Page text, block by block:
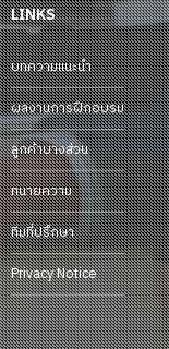
LINKS
บทความแนะนำ
ผลงานการฝึกอบรม
ลูกค้าบางส่วน
ทนายความ
ทีมที่ปรึกษา
Privacy Notice